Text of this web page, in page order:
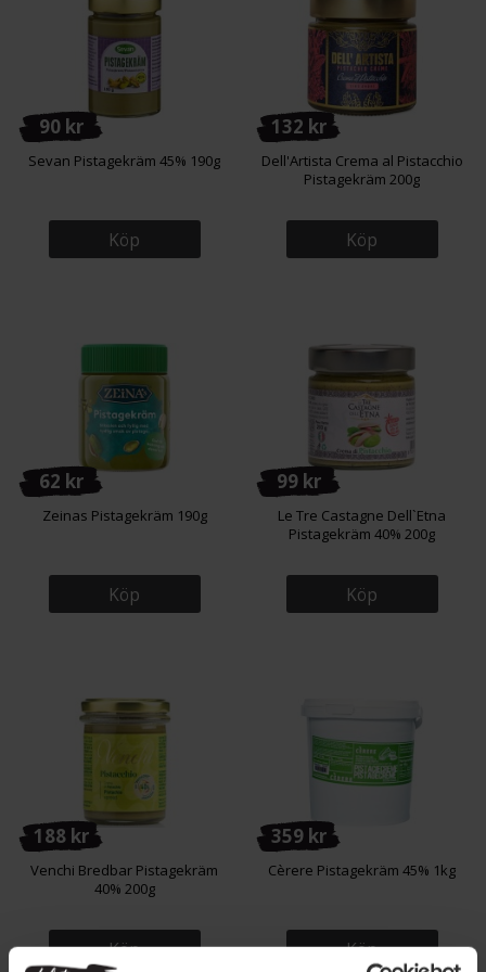
90 kr
Sevan Pistagekräm 45% 190g
Köp
132 kr
Dell'Artista Crema al Pistacchio
Pistagekräm 200g
Köp
62 kr
Zeinas Pistagekräm 190g
Köp
99 kr
Le Tre Castagne Dell`Etna
Pistagekräm 40% 200g
Köp
188 kr
Venchi Bredbar Pistagekräm
40% 200g
Köp
359 kr
Cèrere Pistagekräm 45% 1kg
Köp